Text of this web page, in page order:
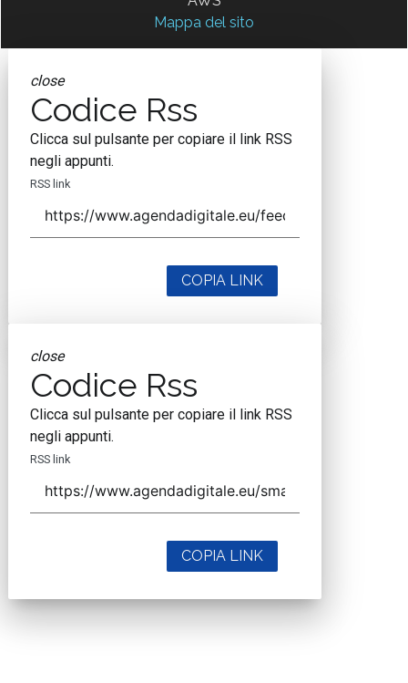
Mappa del sito
close
Codice Rss
Clicca sul pulsante per copiare il link RSS
negli appunti.
RSS link
COPIA LINK
close
Codice Rss
Clicca sul pulsante per copiare il link RSS
negli appunti.
RSS link
COPIA LINK